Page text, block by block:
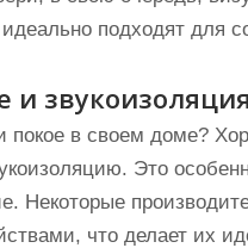
подходят для
и звукоизоляция
покое в своем доме?
Это
Некоторые
что делает их